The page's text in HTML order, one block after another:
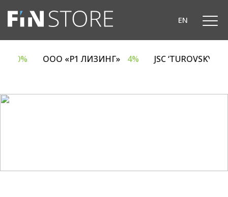
EN
6.70% ООО «Р1 ЛИЗИНГ» 4% JSC ‘TUROVSKY